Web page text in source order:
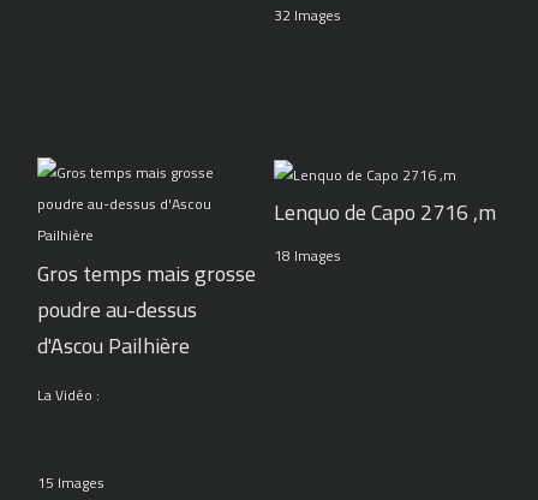
32 Images
Gros temps mais grosse
poudre au-dessus
d'Ascou Pailhière
La Vidéo :
15 Images
Lenquo de Capo 2716 ,m
18 Images